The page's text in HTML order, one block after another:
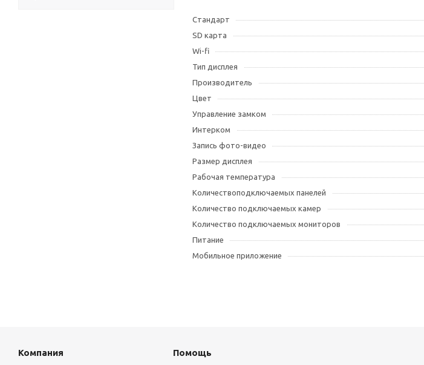
Cтандарт
SD карта
Wi-fi
Тип дисплея
Производитель
Цвет
Управление замком
Интерком
Запись фото-видео
Размер дисплея
Рабочая температура
Количествоподключаемых панелей
Количество подключаемых камер
Количество подключаемых мониторов
Питание
Мобильное приложение
Компания Помощь